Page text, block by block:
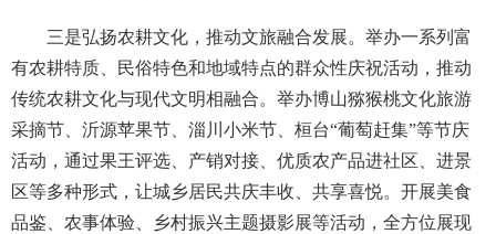
三是弘扬农耕文化，推动文旅融合发展。举办一系列富
有农耕特质、民俗特色和地域特点的群众性庆祝活动，推动
传统农耕文化与现代文明相融合。举办博山猕猴桃文化旅游
采摘节、沂源苹果节、淄川小米节、桓台“葡萄赶集”等节庆
活动，通过果王评选、产销对接、优质农产品进社区、进景
区等多种形式，让城乡居民共庆丰收、共享喜悦。开展美食
品鉴、农事体验、乡村振兴主题摄影展等活动，全方位展现